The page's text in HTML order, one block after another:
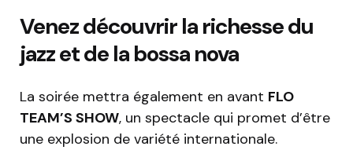
Venez découvrir la richesse du
jazz et de la bossa nova
La soirée mettra également en avant FLO
TEAM’S SHOW, un spectacle qui promet d’être
une explosion de variété internationale.